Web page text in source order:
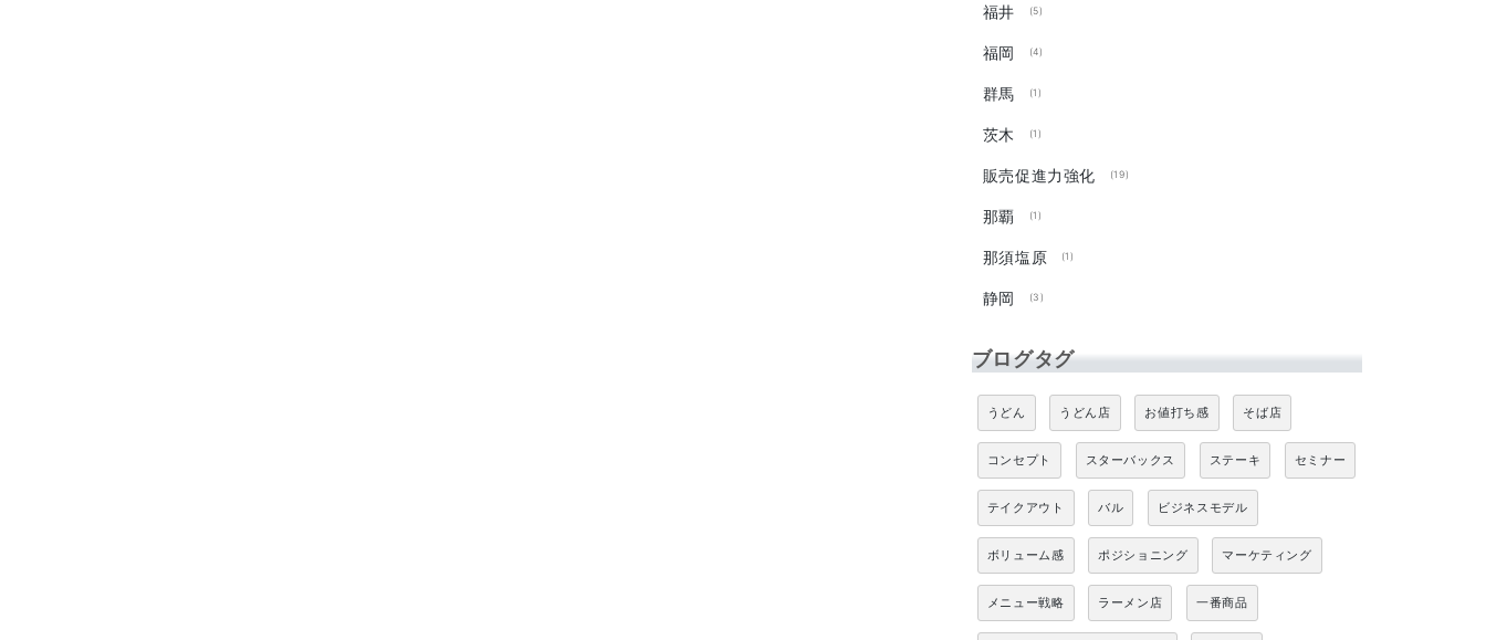
福井 (5)
福岡 (4)
群馬 (1)
茨木 (1)
販売促進力強化 (19)
那覇 (1)
那須塩原 (1)
静岡 (3)
ブログタグ
うどん うどん店 お値打ち感 そば店
コンセプト スターバックス ステーキ セミナー
テイクアウト バル ビジネスモデル
ボリューム感 ポジショニング マーケティング
メニュー戦略 ラーメン店 一番商品